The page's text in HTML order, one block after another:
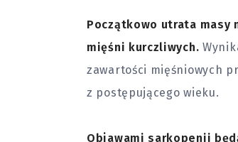
Początkowo utrata masy
mięśni kurczliwych.
zawartości mięśniowych
z postępującego wieku.
Objawami sarkopenii